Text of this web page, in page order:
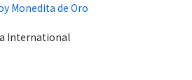
Monedita de Oro
International